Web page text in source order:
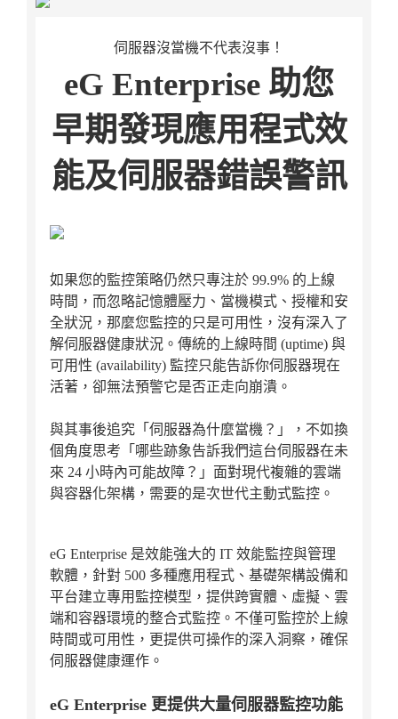
伺服器沒當機不代表沒事！
eG Enterprise 助您
早期發現應用程式效
能及伺服器錯誤警訊
如果您的監控策略仍然只專注於 99.9% 的上線
時間，而忽略記憶體壓力、當機模式、授權和安
全狀況，那麼您監控的只是可用性，沒有深入了
解伺服器健康狀況。傳統的上線時間 (uptime) 與
可用性 (availability) 監控只能告訴你伺服器現在
活著，卻無法預警它是否正走向崩潰。
與其事後追究「伺服器為什麼當機？」，不如換
個角度思考「哪些跡象告訴我們這台伺服器在未
來 24 小時內可能故障？」面對現代複雜的雲端
與容器化架構，需要的是次世代主動式監控。
eG Enterprise 是效能強大的 IT 效能監控與管理
軟體，針對 500 多種應用程式、基礎架構設備和
平台建立專用監控模型，提供跨實體、虛擬、雲
端和容器環境的整合式監控。不僅可監控於上線
時間或可用性，更提供可操作的深入洞察，確保
伺服器健康運作。
eG Enterprise 更提供大量伺服器監控功能